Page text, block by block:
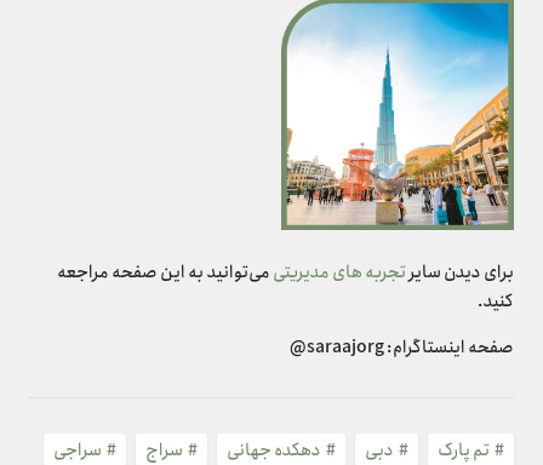
برای دیدن سایرتجربه های مدیریتیمی‌توانید به این صفحه مراجعه
کنید.
صفحه اینستاگرام: saraajorg@
تم پارک دبی دهکده جهانی سراج
سراجی